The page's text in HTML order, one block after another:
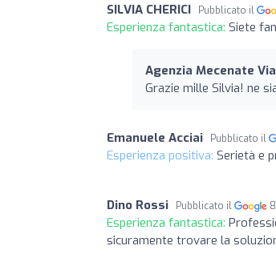
SILVIA CHERICI Pubblicato il
Esperienza fantastica: Siete
Agenzia Mecenate
Grazie mille Silvia! ne
Emanuele Acciai Pubblicato il
Esperienza positiva: Serietà e
Dino Rossi Pubblicato il
Esperienza fantastica:
sicuramente trovare la